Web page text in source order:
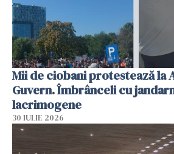
Mii de ciobani protestează la
Guvern. Îmbrânceli cu
lacrimogene
30 IULIE 2026